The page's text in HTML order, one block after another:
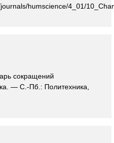
humscience/4_01/
сокращений
— С.-Пб.: Политехника,